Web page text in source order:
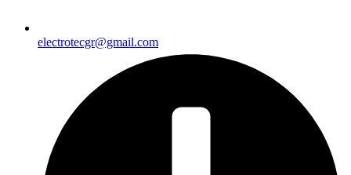
electrotecgr@gmail.com